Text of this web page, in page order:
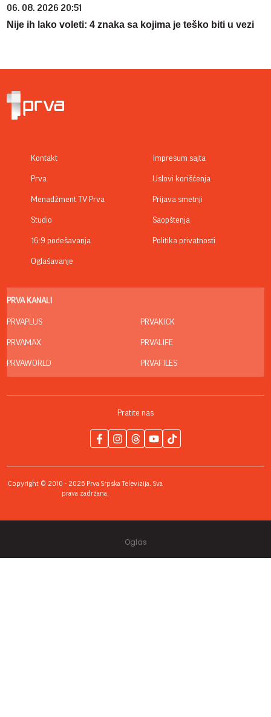
06. 08. 2026 20:51
Nije ih lako voleti: 4 znaka sa kojima je teško biti u vezi
Kontakt
Prva
Menadžment TV Prva
Studio
16:9 podešavanja
Oglašavanje
Impresum sajta
Uslovi korišćenja
Prijava smetnji
Saopštenja
Politika privatnosti
PRVA KANALI
PRVAPLUS
PRVAMAX
PRVAWORLD
PRVAKICK
PRVALIFE
PRVAFILES
Pratite nas
Copyright © 2010 - 2026 Prva Srpska Televizija. Sva
prava zadržana.